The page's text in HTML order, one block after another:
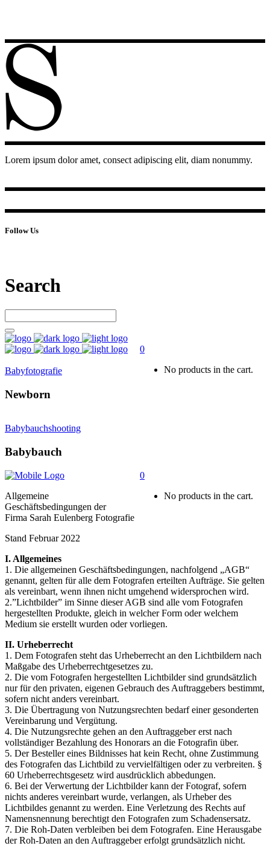
Lorem ipsum dolor amet, consect adipiscing elit, diam nonummy.
Follow Us
Search
0
No products in the cart.
Babyfotografie
Newborn
Babybauchshooting
Babybauch
0
No products in the cart.
Allgemeine
Geschäftsbedingungen der
Firma Sarah Eulenberg Fotografie
Stand Februar 2022
I. Allgemeines
1. Die allgemeinen Geschäftsbedingungen, nachfolgend „AGB“
genannt, gelten für alle dem Fotografen erteilten Aufträge. Sie gelten
als vereinbart, wenn ihnen nicht umgehend widersprochen wird.
2.”Lichtbilder” im Sinne dieser AGB sind alle vom Fotografen
hergestellten Produkte, gleich in welcher Form oder welchem
Medium sie erstellt wurden oder vorliegen.
II. Urheberrecht
1. Dem Fotografen steht das Urheberrecht an den Lichtbildern nach
Maßgabe des Urheberrechtgesetzes zu.
2. Die vom Fotografen hergestellten Lichtbilder sind grundsätzlich
nur für den privaten, eigenen Gebrauch des Auftraggebers bestimmt,
sofern nicht anders vereinbart.
3. Die Übertragung von Nutzungsrechten bedarf einer gesonderten
Vereinbarung und Vergütung.
4. Die Nutzungsrechte gehen an den Auftraggeber erst nach
vollständiger Bezahlung des Honorars an die Fotografin über.
5. Der Besteller eines Bildnisses hat kein Recht, ohne Zustimmung
des Fotografen das Lichtbild zu vervielfältigen oder zu verbreiten. §
60 Urheberrechtsgesetz wird ausdrücklich abbedungen.
6. Bei der Verwertung der Lichtbilder kann der Fotograf, sofern
nichts anderes vereinbart wurde, verlangen, als Urheber des
Lichtbildes genannt zu werden. Eine Verletzung des Rechts auf
Namensnennung berechtigt den Fotografen zum Schadensersatz.
7. Die Roh-Daten verbleiben bei dem Fotografen. Eine Herausgabe
der Roh-Daten an den Auftraggeber erfolgt grundsätzlich nicht.